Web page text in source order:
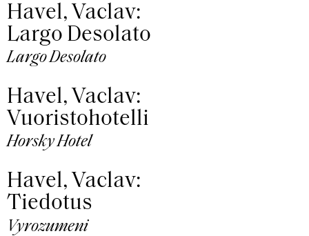
Havel, Vaclav:
Largo Desolato
Largo Desolato
Havel, Vaclav:
Vuoristohotelli
Horsky Hotel
Havel, Vaclav:
Tiedotus
Vyrozumeni